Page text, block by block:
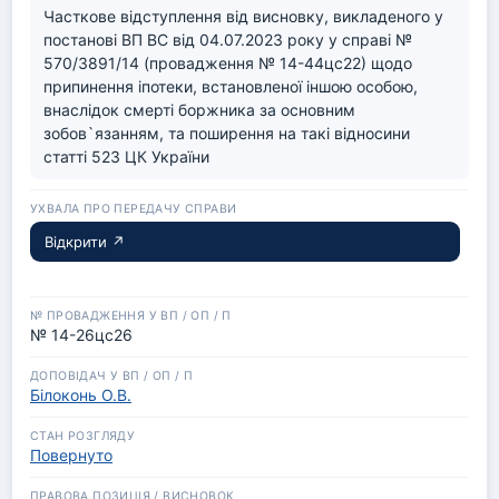
Часткове відступлення від висновку, викладеного у
постанові ВП ВС від 04.07.2023 року у справі №
570/3891/14 (провадження № 14-44цс22) щодо
припинення іпотеки, встановленої іншою особою,
внаслідок смерті боржника за основним
зобов`язанням, та поширення на такі відносини
статті 523 ЦК України
Відкрити ↗
№ 14-26цс26
Білоконь О.В.
Повернуто